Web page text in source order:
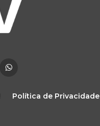
Política de Privacidade